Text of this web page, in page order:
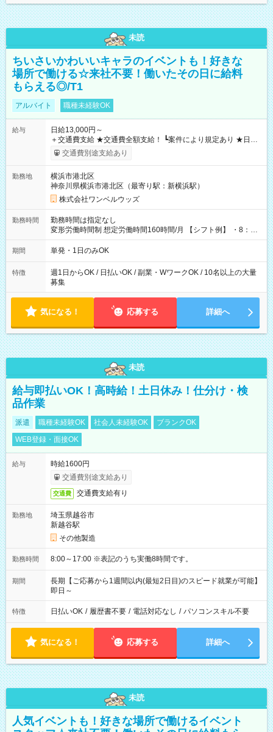
未読
ちいさいかわいいキャラのイベントも！好きな
場所で働ける☆来社不要！働いたその日に給料
もらえる◎/T1
アルバイト 職種未経験OK
給与
日給13,000円～
＋交通費支給 ★交通費全額支給！ ┗案件により規定あり ★日払
いOK！（規定あり） ┗働いたその日に現金GET♪ お仕事後はコ
ンビニATMから 日払い分を引き落とせます！ 【試用期間】試
交通費別途支給あり
勤務地
横浜市港北区
神奈川県横浜市港北区（最寄り駅：新横浜駅）
株式会社ワンベルウッズ
勤務時間
勤務時間は指定なし
変形労働時間制 想定労働時間160時間/月 【シフト例】 ・8：00
～21：00
期間 単発・1日のみOK
特徴
週1日からOK / 日払いOK / 副業・WワークOK / 10名以上の大量
募集
気になる！ 応募する 詳細へ
未読
給与即払いOK！高時給！土日休み！仕分け・検
品作業
派遣 職種未経験OK 社会人未経験OK
ブランクOK
WEB登録・面接OK
給与
時給1600円
交通費別途支給あり
交通費 交通費支給有り
勤務地
埼玉県越谷市
新越谷駅
その他製造
勤務時間 8:00～17:00 ※表記のうち実働8時間です。
期間
長期【ご応募から1週間以内(最短2日目)のスピード就業が可能】
即日～
特徴 日払いOK / 履歴書不要 / 電話対応なし / パソコンスキル不要
気になる！ 応募する 詳細へ
未読
人気イベントも！好きな場所で働けるイベント